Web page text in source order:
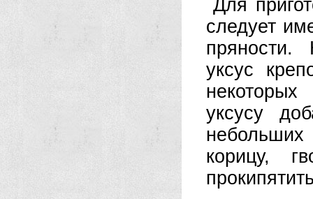
Для
следует
пряности.
уксус
уксусу
корицу,